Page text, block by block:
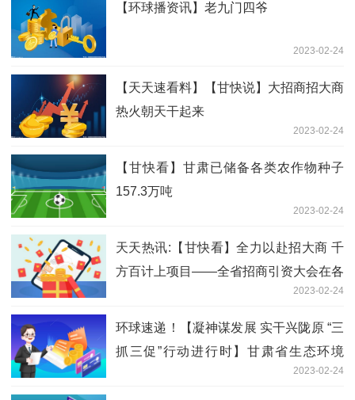
【环球播资讯】老九门四爷
2023-02-24
【天天速看料】【甘快说】大招商招大商
热火朝天干起来
2023-02-24
【甘快看】甘肃已储备各类农作物种子
157.3万吨
2023-02-24
天天热讯:【甘快看】全力以赴招大商 千
方百计上项目——全省招商引资大会在各
2023-02-24
环球速递！【凝神谋发展 实干兴陇原 “三
抓三促”行动进行时】甘肃省生态环境
2023-02-24